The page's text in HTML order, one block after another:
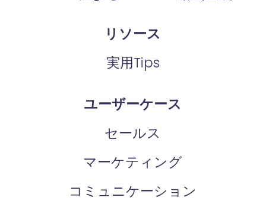
リソース
実用Tips
ユーザーケース
セールス
マーケティング
コミュニケーション